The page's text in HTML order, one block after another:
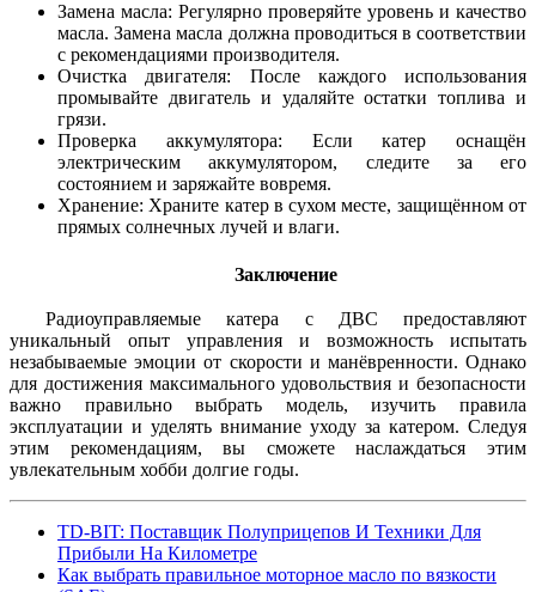
Замена масла: Регулярно проверяйте уровень и качество
масла. Замена масла должна проводиться в соответствии
с рекомендациями производителя.
Очистка двигателя: После каждого использования
промывайте двигатель и удаляйте остатки топлива и
грязи.
Проверка аккумулятора: Если катер оснащён
электрическим аккумулятором, следите за его
состоянием и заряжайте вовремя.
Хранение: Храните катер в сухом месте, защищённом от
прямых солнечных лучей и влаги.
Заключение
Радиоуправляемые катера с ДВС предоставляют
уникальный опыт управления и возможность испытать
незабываемые эмоции от скорости и манёвренности. Однако
для достижения максимального удовольствия и безопасности
важно правильно выбрать модель, изучить правила
эксплуатации и уделять внимание уходу за катером. Следуя
этим рекомендациям, вы сможете наслаждаться этим
увлекательным хобби долгие годы.
TD-BIT: Поставщик Полуприцепов И Техники Для
Прибыли На Километре
Как выбрать правильное моторное масло по вязкости